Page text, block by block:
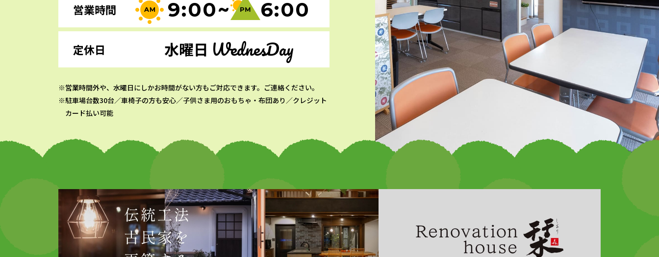
営業時間 9:00~ 6:00
定休日 水曜日 WednesDay
営業時間外や、水曜日にしかお時間がない方もご対応できます。ご連絡ください。
駐車場台数30台／車椅子の方も安心／子供さま用のおもちゃ・布団あり／クレジット
カード払い可能